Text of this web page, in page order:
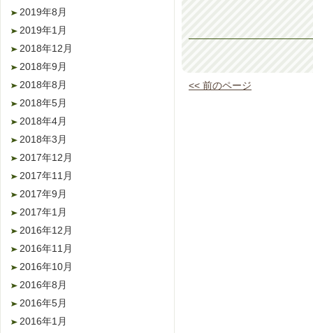
2019年8月
2019年1月
2018年12月
2018年9月
2018年8月
2018年5月
2018年4月
2018年3月
2017年12月
2017年11月
2017年9月
2017年1月
2016年12月
2016年11月
2016年10月
2016年8月
2016年5月
2016年1月
<< 前のページ